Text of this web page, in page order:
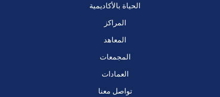
الحياة بالأكاديمية
المراكز
المعاهد
المجمعات
العمادات
تواصل معنا